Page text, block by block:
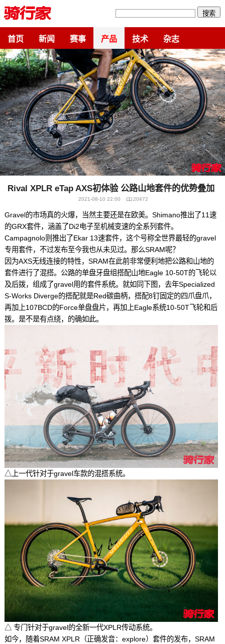
搜索
首页 新闻 赛事 产品 技术 杂志
Rival XPLR eTap AXS初体验 公路山地套件的优势叠加
2021-08-10 22:00 20472
Gravel的市场真的火爆，当然主要还是在欧美。Shimano推出了11速
的GRX套件，涵盖了Di2电子至机械变速的全系列套件。
Campagnolo则推出了Ekar 13速套件，这个号称全世界最轻的gravel
专用套件，不过发布至今我也从未见过。那么SRAM呢？
因为AXS无线连接的特性，SRAM在此前非常便利地把公路和山地的
套件进行了混搭。公路的单盘牙盘组搭配山地Eagle 10-50T的飞轮以
及后拨，组成了gravel用的套件系统。就如同下图，去年Specialized
S-Works Diverge的搭配就是Red碳曲柄，搭配8钉固定的四爪盘爪，
再加上107BCD的Force单盘盘片，再加上Eagle系统10-50T飞轮和后
拨。是不是有点绕，的确如此。
△上一代针对于gravel车款的混搭系统。
△ 专门针对于gravel的全新一代XPLR传动系统。
如今，随着SRAM XPLR（正确发音：explore）套件的发布，SRAM